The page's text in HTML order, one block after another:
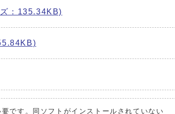
：135.34KB)
です。同ソフトがインストールされていない